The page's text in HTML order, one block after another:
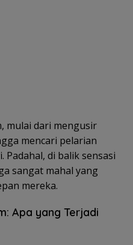
mulai dari mengusir
mencari pelarian
di balik sensasi
sangat mahal yang
mereka.
Apa yang Terjadi